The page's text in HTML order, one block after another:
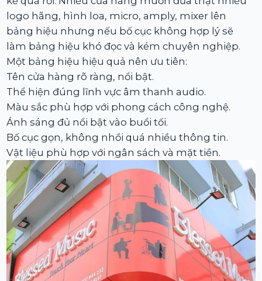
logo hãng, hình loa, micro, amply, mixer lên
bảng hiệu nhưng nếu bố cục không hợp lý sẽ
làm bảng hiệu khó đọc và kém chuyên nghiệp.
Một bảng hiệu hiệu quả nên ưu tiên:
Tên cửa hàng rõ ràng, nổi bật.
Thể hiện đúng lĩnh vực âm thanh audio.
Màu sắc phù hợp với phong cách công nghệ.
Ánh sáng đủ nổi bật vào buổi tối.
Bố cục gọn, không nhồi quá nhiều thông tin.
Vật liệu phù hợp với ngân sách và mặt tiền.